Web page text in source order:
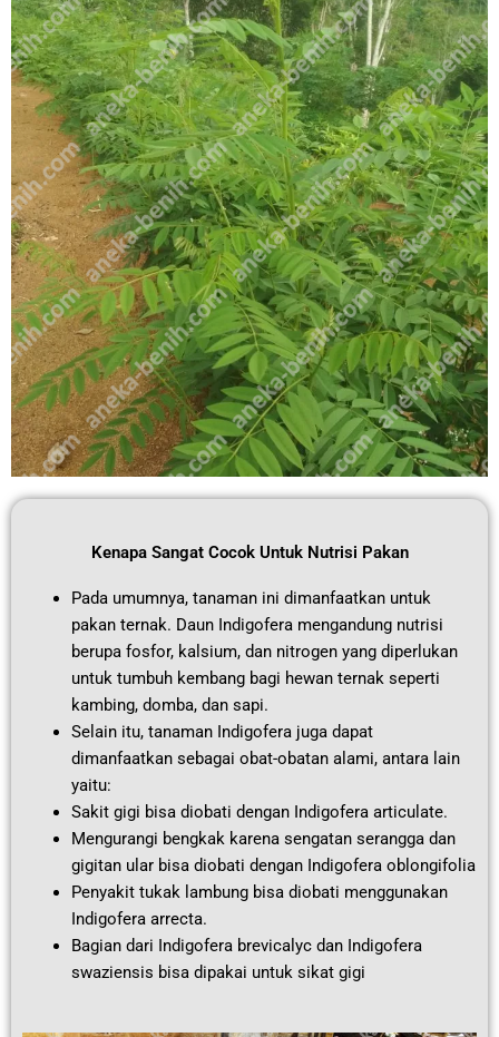
Kenapa Sangat Cocok Untuk Nutrisi Pakan
Pada umumnya, tanaman ini dimanfaatkan untuk
pakan ternak. Daun Indigofera mengandung nutrisi
berupa fosfor, kalsium, dan nitrogen yang diperlukan
untuk tumbuh kembang bagi hewan ternak seperti
kambing, domba, dan sapi.
Selain itu, tanaman Indigofera juga dapat
dimanfaatkan sebagai obat-obatan alami, antara lain
yaitu:
Sakit gigi bisa diobati dengan Indigofera articulate.
Mengurangi bengkak karena sengatan serangga dan
gigitan ular bisa diobati dengan Indigofera oblongifolia
Penyakit tukak lambung bisa diobati menggunakan
Indigofera arrecta.
Bagian dari Indigofera brevicalyc dan Indigofera
swaziensis bisa dipakai untuk sikat gigi